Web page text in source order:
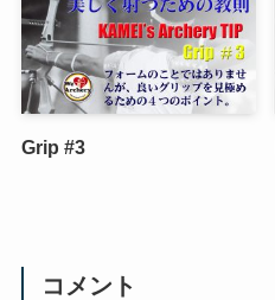
Grip #3
コメント